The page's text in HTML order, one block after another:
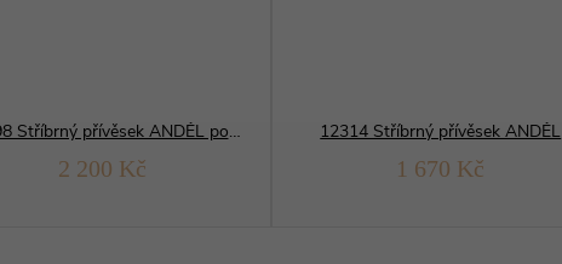
07798 Stříbrný přívěsek ANDĚL pohyblivý
2 200 Kč
12314 Stříbrný přívěsek ANDĚL
1 670 Kč